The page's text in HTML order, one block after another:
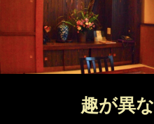
趣が異